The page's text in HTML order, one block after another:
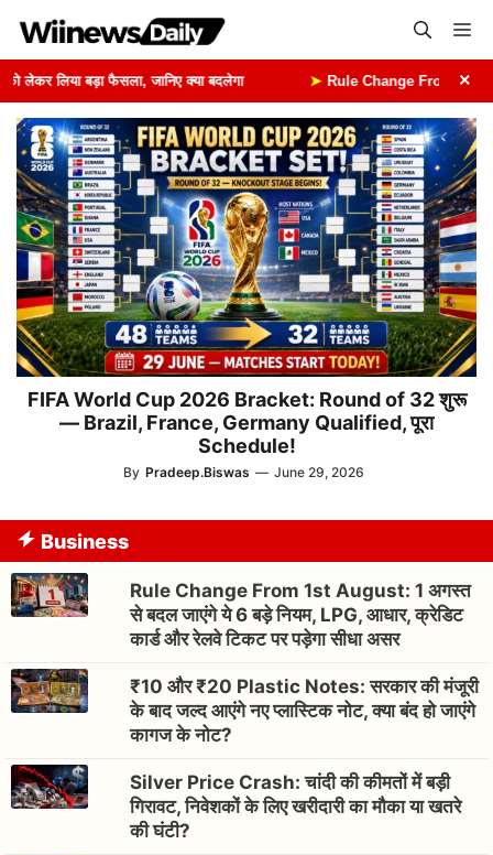
content
लिया बड़ा फैसला, जानिए क्या बदलेगा Rule Change From 1st ×
FIFA World Cup 2026 Bracket: Round of 32 शुरू
— Brazil, France, Germany Qualified, पूरा
Schedule!
By Pradeep.Biswas — June 29, 2026
Business
Rule Change From 1st August: 1 अगस्त
से बदल जाएंगे ये 6 बड़े नियम, LPG, आधार, क्रेडिट
कार्ड और रेलवे टिकट पर पड़ेगा सीधा असर
₹10 और ₹20 Plastic Notes: सरकार की मंजूरी
के बाद जल्द आएंगे नए प्लास्टिक नोट, क्या बंद हो जाएंगे
कागज के नोट?
Silver Price Crash: चांदी की कीमतों में बड़ी
गिरावट, निवेशकों के लिए खरीदारी का मौका या खतरे
की घंटी?